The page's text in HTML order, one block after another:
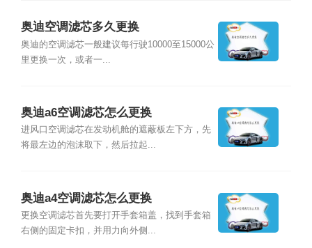
奥迪空调滤芯多久更换
奥迪的空调滤芯一般建议每行驶10000至15000公
里更换一次，或者一...
奥迪a6空调滤芯怎么更换
进风口空调滤芯在发动机舱的遮蔽板左下方，先
将最左边的泡沫取下，然后拉起...
奥迪a4空调滤芯怎么更换
更换空调滤芯首先要打开手套箱盖，找到手套箱
右侧的固定卡扣，并用力向外侧...